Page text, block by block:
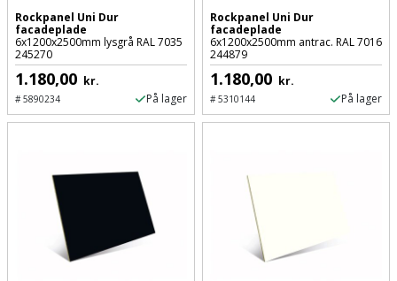
terrassebrædder
Lecablokke
og
fundablokke
Lofttrapper
Murbinder
Murpap
Høvl
Kiler
Kloakrenser
hobbykniv
Koben
Detektor
Diamantskæremaskine
Diamantslibertilbehør
Dyksav
Excentersliber
Robotplæneklipper
Robotplæneklipper
tilbehør
Vertikalskærer
mosfjerner
Vinduesvasker
Elartikler
Flagstænger
til
Fuglefoderhus
Garderobe
Rockpanel Uni Dur
facadeplade
6x1200x2500mm lysgrå RAL 7035
245270
1.180,00 kr.
#5890234 På lager
Rockpanel Uni Dur
facadeplade
6x1200x2500mm antrac. RAL 7016
244879
1.180,00 kr.
#5310144 På lager